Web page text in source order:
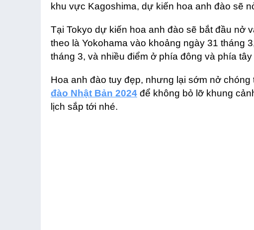
khu vực Kagoshima, dự kiến hoa anh đào sẽ
Tại Tokyo dự kiến hoa anh đào sẽ bắt đầu nở
theo là Yokohama vào khoảng ngày 31 tháng
tháng 3, và nhiều điểm ở phía đông và phía
Hoa anh đào tuy đẹp, nhưng lại sớm nở chóng
đào Nhật Bản 2024 để không bỏ lỡ khung
lịch sắp tới nhé.